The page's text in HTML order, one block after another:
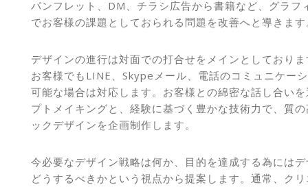
パンフレット、DM、チラシ広告から書籍など、グラフ
でお客様の課題としておられる問題を改善へと導きま
デザインの進行は対面での打合せをメインとしており
お客様でもLINE、Skypeメール、電話のコミュニケー
可能な場合は対応します。お客様との綿密な話し合い
プトメイキングと、経験に基づく豊かな技術力で、質
ックデザインを企画制作します。
今必要なデザイン戦略は何か、目的を達成する為には
どうするべきかという視点から提案します。通常、ク